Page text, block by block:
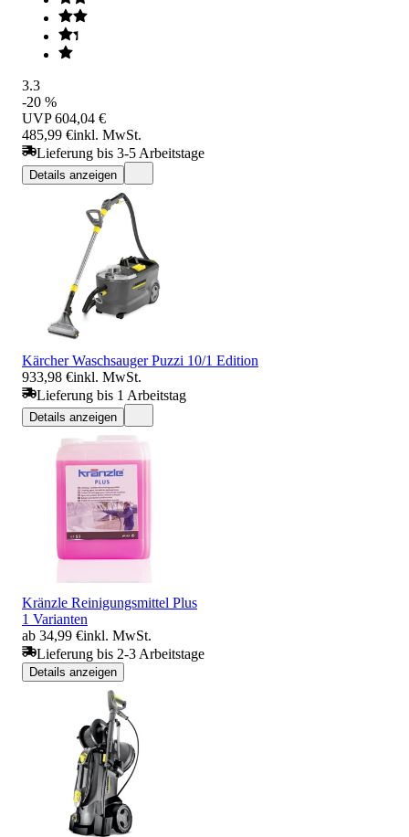
3.3
-20 %
UVP 604,04 €
485,99 €inkl. MwSt.
Lieferung bis 3-5 Arbeitstage
Details anzeigen
Kärcher Waschsauger Puzzi 10/1 Edition
933,98 €inkl. MwSt.
Lieferung bis 1 Arbeitstag
Details anzeigen
Kränzle Reinigungsmittel Plus
1 Varianten
ab 34,99 €inkl. MwSt.
Lieferung bis 2-3 Arbeitstage
Details anzeigen